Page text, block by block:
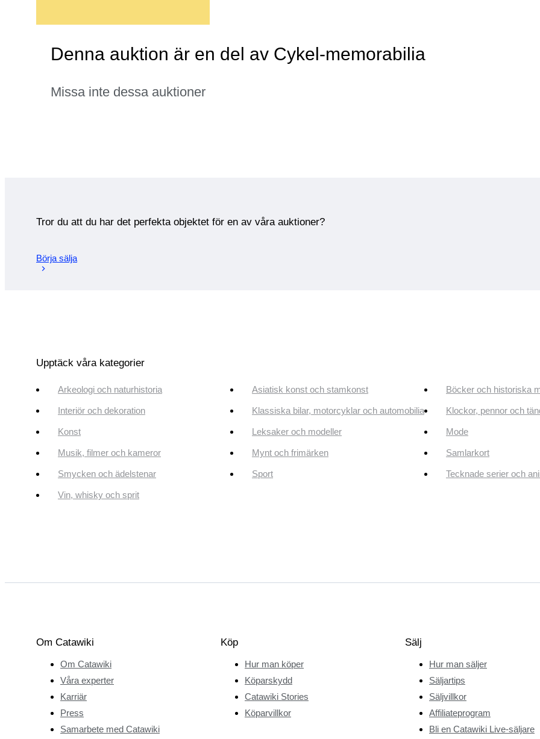
Denna auktion är en del av Cykel-memorabilia
Missa inte dessa auktioner
Tror du att du har det perfekta objektet för en av våra auktioner?
Börja sälja
Upptäck våra kategorier
Arkeologi och naturhistoria Asiatisk konst och stamkonst Böcker och historiska
Interiör och dekoration Klassiska bilar, motorcyklar och automobilia Klockor, pennor och
Konst Leksaker och modeller Mode
Musik, filmer och kameror Mynt och frimärken Samlarkort
Smycken och ädelstenar Sport Tecknade serier och
Vin, whisky och sprit
Om Catawiki
Om Catawiki
Våra experter
Karriär
Press
Samarbete med Catawiki
Köp
Hur man köper
Köparskydd
Catawiki Stories
Köparvillkor
Sälj
Hur man säljer
Säljartips
Säljvillkor
Affiliateprogram
Bli en Catawiki Live-säljare